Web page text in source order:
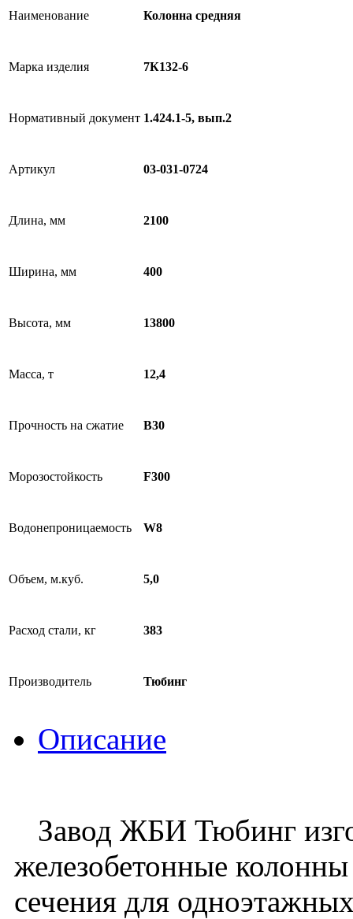
Наименование Колонна средняя
Марка изделия 7К132-6
Нормативный документ 1.424.1-5, вып.2
Артикул 03-031-0724
Длина, мм 2100
Ширина, мм 400
Высота, мм 13800
Масса, т 12,4
Прочность на сжатие B30
Морозостойкость F300
Водонепроницаемость W8
Объем, м.куб. 5,0
Расход стали, кг 383
Производитель Тюбинг
Описание
Завод ЖБИ Тюбинг
железобетонные
сечения для